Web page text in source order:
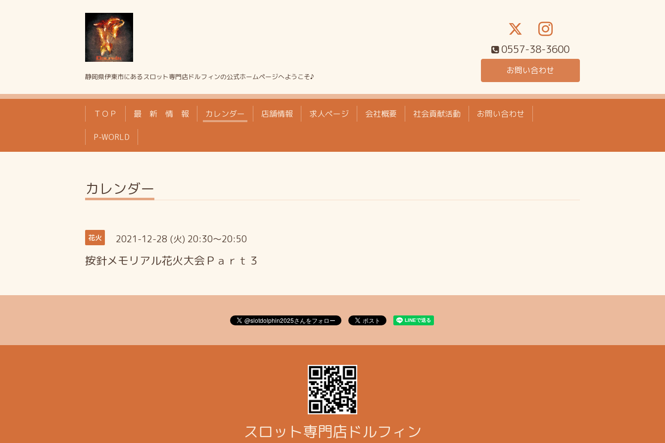
静岡県伊東市にあるスロット専門店ドルフィンの公式ホームページへようこそ♪
0557-38-3600
お問い合わせ
ＴＯＰ 最 新 情 報 カレンダー 店舗情報 求人ページ 会社概要 社会貢献活動 お問い合わせ
P-WORLD
カレンダー
花火 2021-12-28 (火) 20:30～20:50
按針メモリアル花火大会Ｐａｒｔ３
スロット専門店ドルフィン